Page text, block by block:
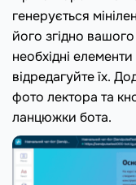
генерується
його згідно
необхідні
відредагуйте їх.
фото лектора та
ланцюжки бота.